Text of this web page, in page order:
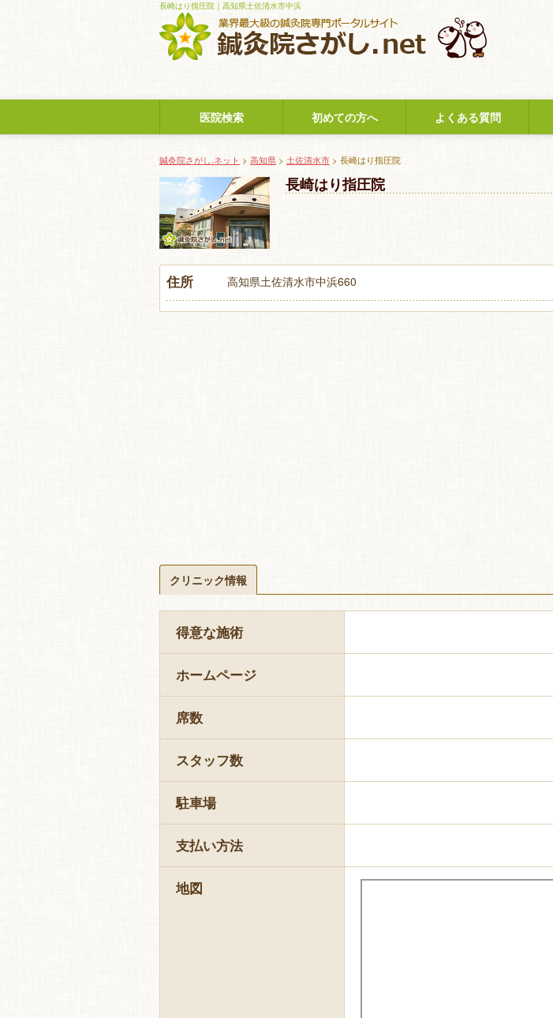
長崎はり指圧院｜高知県土佐清水市中浜
医院検索 初めての方へ よくある質問
鍼灸院さがし.ネット > 高知県 > 土佐清水市 > 長崎はり指圧院
長崎はり指圧院
住所 高知県土佐清水市中浜660
クリニック情報
得意な施術
ホームページ
席数
スタッフ数
駐車場
支払い方法
地図